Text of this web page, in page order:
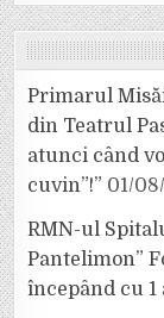
Primarul
din Teatrul
atunci când
cuvin”!” 01/
RMN-ul
Pantelimon”
începând cu 1